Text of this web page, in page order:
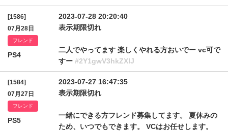
[1586]
07月28日
フレンド
PS4
2023-07-28 20:20:40
表示期限切れ
二人でやってます 楽しくやれる方おいでー vc可で
すー #2Y1gwV3hkZXlJ
[1584]
07月27日
フレンド
PS5
2023-07-27 16:47:35
表示期限切れ
一緒にできる方フレンド募集してます。 夏休みの
ため、いつでもできます。 VCはお任せします。